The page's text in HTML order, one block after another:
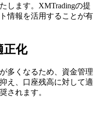
します。XMTradingの提
情報を活用することが有
正化
多くなるため、資金管理
え、口座残高に対して適
されます。